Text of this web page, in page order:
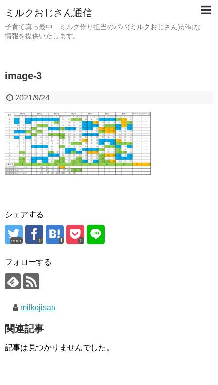
ミルクおじさん通信
子育て真っ最中、ミルク作り担当のパパ(ミルクおじさん)が旬な
情報を提供いたします。
image-3
2021/9/24
シェアする
error 0 0
フォローする
milkojisan
関連記事
記事は見つかりませんでした。